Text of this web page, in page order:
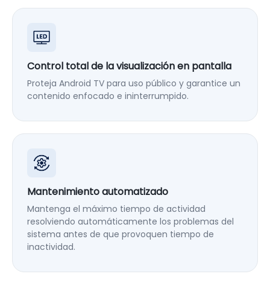
Control total de la visualización en pantalla
Proteja Android TV para uso público y garantice un
contenido enfocado e ininterrumpido.
Mantenimiento automatizado
Mantenga el máximo tiempo de actividad
resolviendo automáticamente los problemas del
sistema antes de que provoquen tiempo de
inactividad.